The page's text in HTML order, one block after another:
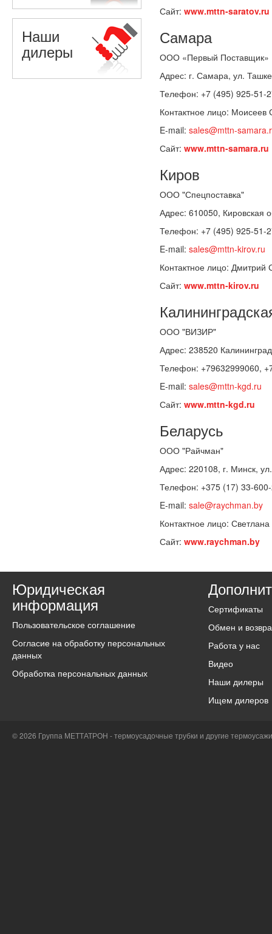
Наши
дилеры
Сайт: www.mttn-saratov.ru
Самара
ООО «Первый Поставщик»
Адрес: г. Самара, ул.
Телефон: +7 (495) 925-51-
Контактное лицо: Моисеев
E-mail: sales@mttn-
Сайт: www.mttn-samara.ru
Киров
ООО "Спецпоставка"
Адрес: 610050, Кировская
Телефон: +7 (495) 925-51-
E-mail: sales@mttn-kirov.ru
Контактное лицо: Дмитрий
Сайт: www.mttn-kirov.ru
ООО "ВИЗИР"
Адрес: 238520
Телефон: +79632999060,
E-mail: sales@mttn-kgd.ru
Сайт: www.mttn-kgd.ru
Беларусь
ООО "Райчман"
Адрес: 220108, г. Минск,
Телефон: +375 (17) 33-
E-mail: sale@raychman.by
Контактное лицо: Светлана
Сайт: www.raychman.by
Юридическая
информация
Пользовательское соглашение
Согласие на обработку персональных
данных
Обработка персональных данных
Сертификаты
Обмен и
Работа у нас
Видео
Наши дилеры
Ищем дилеров
© 2026 Группа МЕТТАТРОН - термоусадочные трубки и другие